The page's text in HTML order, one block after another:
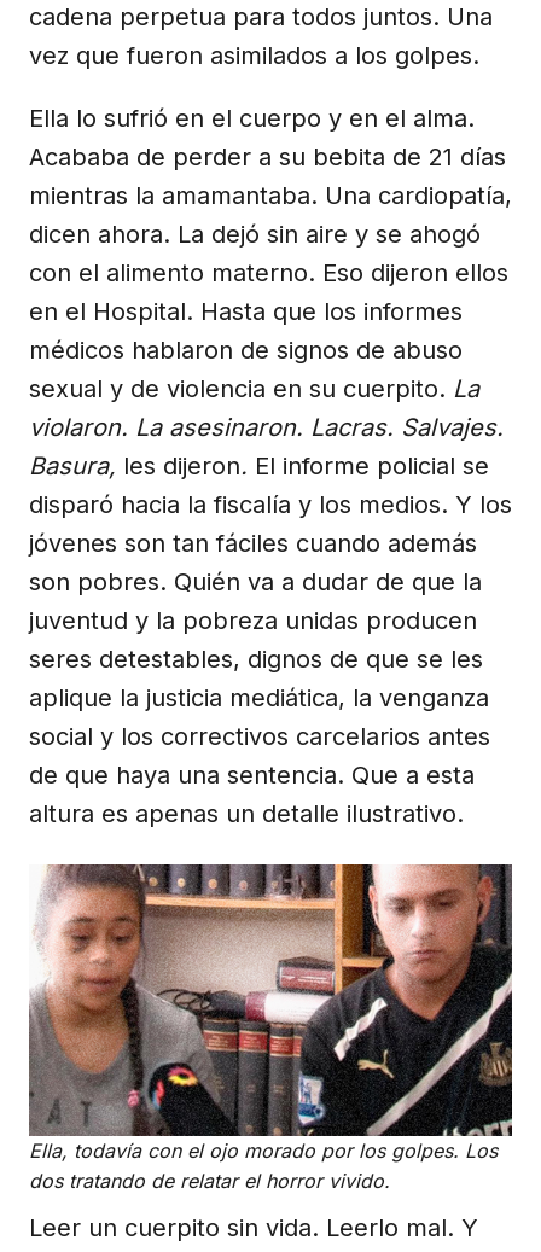
cadena perpetua para todos juntos. Una
vez que fueron asimilados a los golpes.
Ella lo sufrió en el cuerpo y en el alma.
Acababa de perder a su bebita de 21 días
mientras la amamantaba. Una cardiopatía,
dicen ahora. La dejó sin aire y se ahogó
con el alimento materno. Eso dijeron ellos
en el Hospital. Hasta que los informes
médicos hablaron de signos de abuso
sexual y de violencia en su cuerpito. La
violaron. La asesinaron. Lacras. Salvajes.
Basura, les dijeron. El informe policial se
disparó hacia la fiscalía y los medios. Y los
jóvenes son tan fáciles cuando además
son pobres. Quién va a dudar de que la
juventud y la pobreza unidas producen
seres detestables, dignos de que se les
aplique la justicia mediática, la venganza
social y los correctivos carcelarios antes
de que haya una sentencia. Que a esta
altura es apenas un detalle ilustrativo.
Ella, todavía con el ojo morado por los golpes. Los
dos tratando de relatar el horror vivido.
Leer un cuerpito sin vida. Leerlo mal. Y